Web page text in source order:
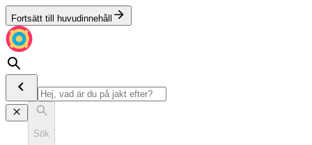
Fortsätt till huvudinnehåll
Sök